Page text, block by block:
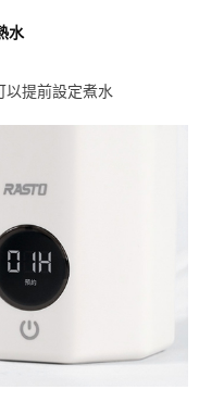
水
以提前設定煮水